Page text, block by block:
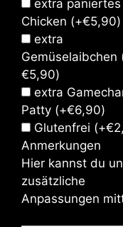
extra paniertes
Chicken (+€5,90)
extra
Gemüselaibchen
€5,90)
extra
Patty (+€6,90)
Glutenfrei (+€
Anmerkungen
Hier kannst du
zusätzliche
Anpassungen